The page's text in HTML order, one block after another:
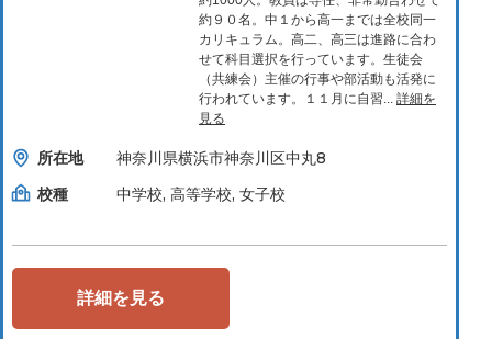
約９０名。中１から高一までは全校同一
カリキュラム。高二、高三は進路に合わ
せて科目選択を行っています。生徒会
（共練会）主催の行事や部活動も活発に
行われています。１１月に自習... 詳細を
見る
所在地
神奈川県横浜市神奈川区中丸8
校種
中学校, 高等学校, 女子校
詳細を見る